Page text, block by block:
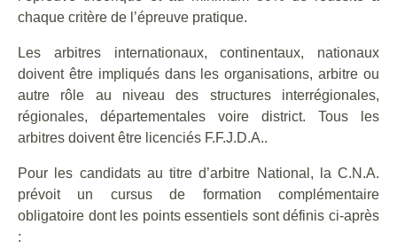
chaque critère de l’épreuve pratique.
Les arbitres internationaux, continentaux, nationaux
doivent être impliqués dans les organisations, arbitre ou
autre rôle au niveau des structures interrégionales,
régionales, départementales voire district. Tous les
arbitres doivent être licenciés F.F.J.D.A..
Pour les candidats au titre d’arbitre National, la C.N.A.
prévoit un cursus de formation complémentaire
obligatoire dont les points essentiels sont définis ci-après
: